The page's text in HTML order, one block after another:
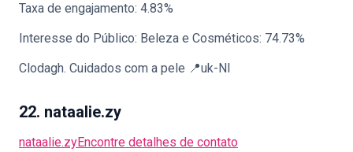
Taxa de engajamento: 4.83%
Interesse do Público: Beleza e Cosméticos: 74.73%
Clodagh. Cuidados com a pele 📍uk-NI
22. nataalie.zy
nataalie.zyEncontre detalhes de contato